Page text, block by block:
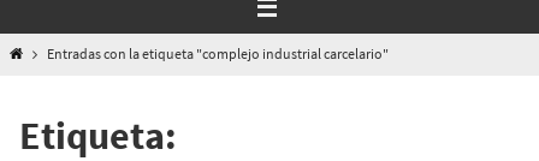
InicioEntradas con la etiqueta "complejo industrial carcelario"
Etiqueta: